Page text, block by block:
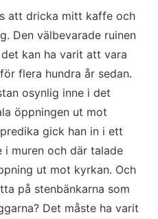
att dricka mitt kaffe och
Den välbevarade ruinen
kan ha varit att vara
flera hundra år sedan.
osynlig inne i det
öppningen ut mot
gick han in i ett
i muren och där talade
ut mot kyrkan. Och
på stenbänkarna som
Det måste ha varit